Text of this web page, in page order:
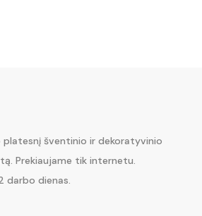
platesnį šventinio ir dekoratyvinio
Prekiaujame tik internetu.
darbo dienas.